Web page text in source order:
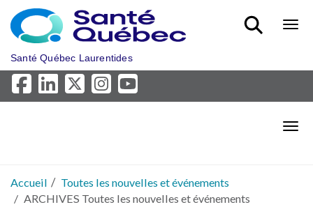
Aller au menu principal
Santé Québec Laurentides
Accueil
Toutes les nouvelles et événements
ARCHIVES Toutes les nouvelles et événements